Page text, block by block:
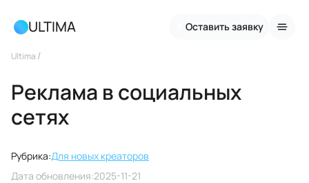
ULTIMA Оставить заявку
Ultima /
Реклама в социальных
сетях
Рубрика:Для новых креаторов
Дата обновления:2025-11-21